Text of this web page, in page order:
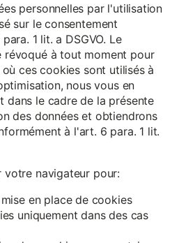
personnelles par l'utilisation
sur le consentement
1 lit. a DSGVO. Le
révoqué à tout moment pour
ces cookies sont utilisés à
nous vous en
dans le cadre de la présente
des données et obtiendrons
à l'art. 6 para. 1 lit.
votre navigateur pour:
en place de cookies
uniquement dans des cas